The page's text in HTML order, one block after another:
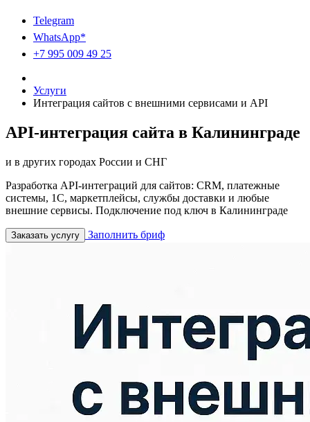
Telegram
WhatsApp*
+7 995 009 49 25
Услуги
Интеграция сайтов с внешними сервисами и API
API-интеграция сайта в Калининграде
и в других городах России и СНГ
Разработка API-интеграций для сайтов: CRM, платежные
системы, 1С, маркетплейсы, службы доставки и любые
внешние сервисы. Подключение под ключ в Калининграде
Заказать услугу Заполнить бриф